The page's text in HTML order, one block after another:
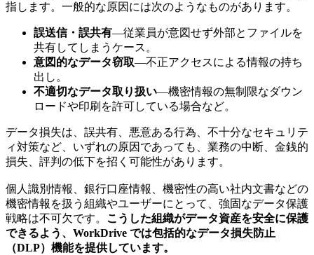
指します。一般的な原因には次のようなものがあります。
誤送信・誤共有—従業員が意図せず外部とファイルを
共有してしまうケース。
意図的なデータ窃取—不正アクセスによる情報の持ち
出し。
不適切なデータ取り扱い—機密情報の無制限なダウン
ロードや印刷を許可している場合など。
データ損失は、誤共有、悪意ある行為、不十分なセキュリテ
ィ対策など、いずれの原因であっても、業務の中断、金銭的
損失、評判の低下を招く可能性があります。
個人識別情報、銀行口座情報、機密性の高い社内文書などの
機密情報を扱う組織やユーザーにとって、強固なデータ保護
戦略は不可欠です。 こうした組織がデータ資産を安全に保護
できるよう、WorkDrive では包括的なデータ損失防止
（DLP）機能を提供しています。